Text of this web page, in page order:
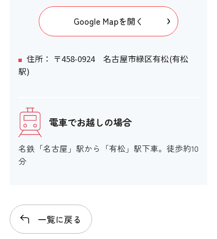
Google Mapを開く
住所： 〒458-0924 名古屋市緑区有松(有松
駅)
電車でお越しの場合
名鉄「名古屋」駅から「有松」駅下車。徒歩約10
分
一覧に戻る